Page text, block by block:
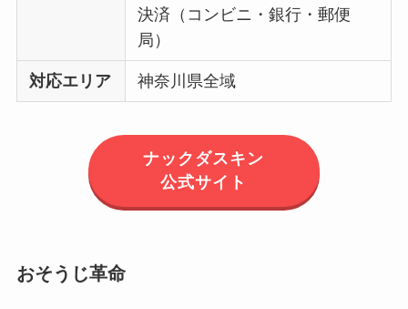
決済（コンビニ・銀行・郵便
局）
対応エリア 神奈川県全域
ナックダスキン
公式サイト
おそうじ革命